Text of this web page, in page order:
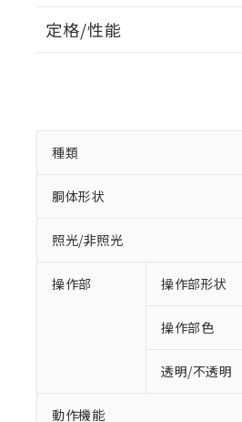
定格/性能
種類
胴体形状
照光/非照光
操作部 操作部形状
操作部色
透明/不透明
動作機能